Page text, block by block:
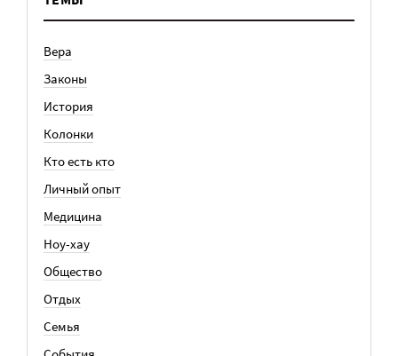
Вера
Законы
История
Колонки
Кто есть кто
Личный опыт
Медицина
Ноу-хау
Общество
Отдых
Семья